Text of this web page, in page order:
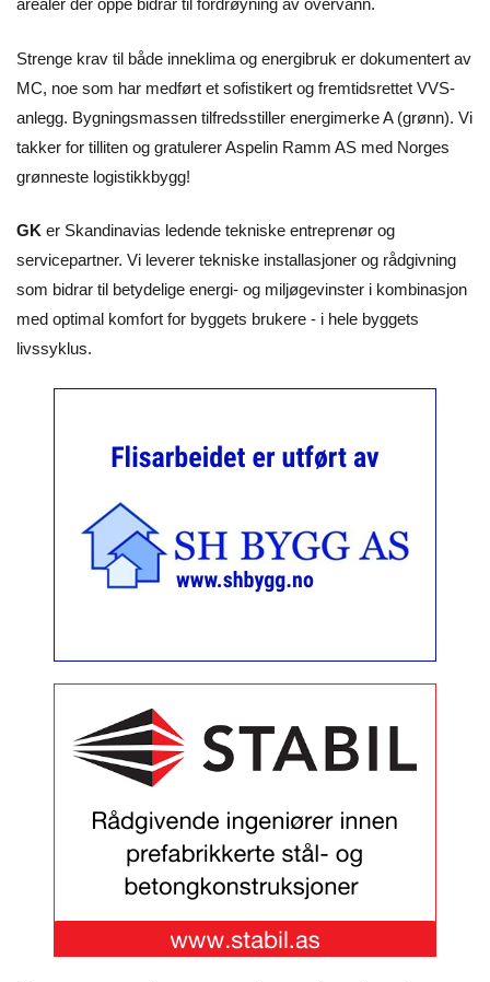
arealer der oppe bidrar til fordrøyning av overvann.
Strenge krav til både inneklima og energibruk er dokumentert av
MC, noe som har medført et sofistikert og fremtidsrettet VVS-
anlegg. Bygningsmassen tilfredsstiller energimerke A (grønn). Vi
takker for tilliten og gratulerer Aspelin Ramm AS med Norges
grønneste logistikkbygg!
GK er Skandinavias ledende tekniske entreprenør og
servicepartner. Vi leverer tekniske installasjoner og rådgivning
som bidrar til betydelige energi- og miljøgevinster i kombinasjon
med optimal komfort for byggets brukere - i hele byggets
livssyklus.